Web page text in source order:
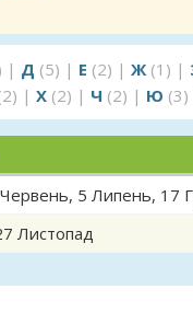
| Д (5) | Е (2) | Ж (1) |
| Х (2) | Ч (2) | Ю (3)
, 5 Липень, 17
Листопад